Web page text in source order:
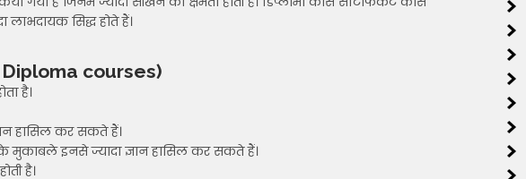
सिद्ध होते हैं।
Diploma courses)
है।
हासिल कर सकते हैं।
मुकाबले इनसे ज्यादा ज्ञान हासिल कर सकते हैं।
है।